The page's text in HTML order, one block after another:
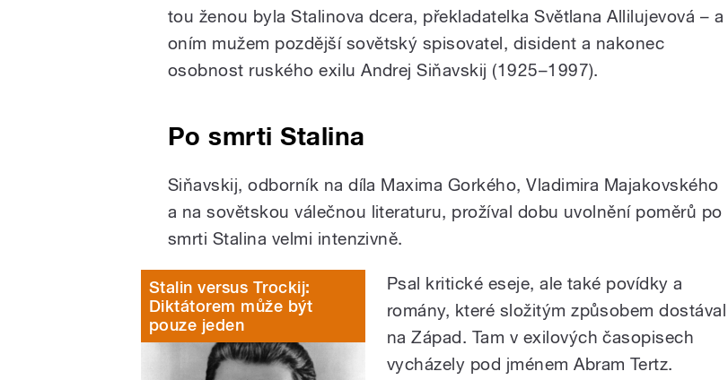
tou ženou byla Stalinova dcera, překladatelka Světlana Allilujevová – a
oním mužem pozdější sovětský spisovatel, disident a nakonec
osobnost ruského exilu Andrej Siňavskij (1925–1997).
Po smrti Stalina
Siňavskij, odborník na díla Maxima Gorkého, Vladimira Majakovského
a na sovětskou válečnou literaturu, prožíval dobu uvolnění poměrů po
smrti Stalina velmi intenzivně.
Stalin versus Trockij:
Diktátorem může být
pouze jeden
Psal kritické eseje, ale také povídky a
romány, které složitým způsobem dostával
na Západ. Tam v exilových časopisech
vycházely pod jménem Abram Tertz.